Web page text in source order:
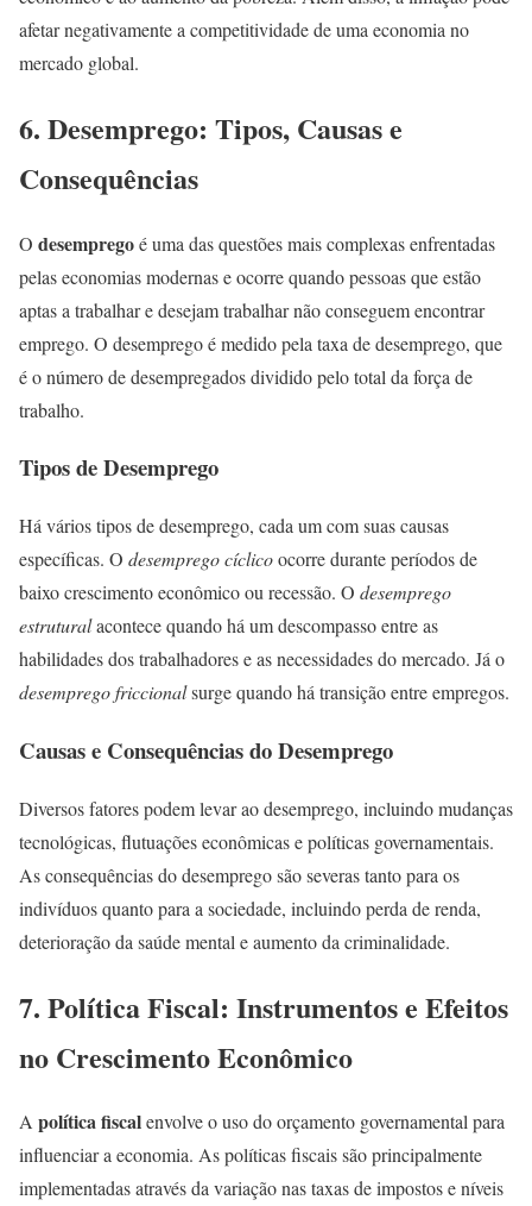
afetar negativamente a competitividade de uma economia no
mercado global.
6. Desemprego: Tipos, Causas e
Consequências
O desempregoé uma das questões mais complexas enfrentadas
pelas economias modernas e ocorre quando pessoas que estão
aptas a trabalhar e desejam trabalhar não conseguem encontrar
emprego. O desemprego é medido pela taxa de desemprego, que
é o número de desempregados dividido pelo total da força de
trabalho.
Tipos de Desemprego
Há vários tipos de desemprego, cada um com suas causas
específicas. O desemprego cíclicoocorre durante períodos de
baixo crescimento econômico ou recessão. O desemprego
estruturalacontece quando há um descompasso entre as
habilidades dos trabalhadores e as necessidades do mercado. Já o
desemprego friccionalsurge quando há transição entre empregos.
Causas e Consequências do Desemprego
Diversos fatores podem levar ao desemprego, incluindo mudanças
tecnológicas, flutuações econômicas e políticas governamentais.
As consequências do desemprego são severas tanto para os
indivíduos quanto para a sociedade, incluindo perda de renda,
deterioração da saúde mental e aumento da criminalidade.
7. Política Fiscal: Instrumentos e Efeitos
no Crescimento Econômico
A política fiscalenvolve o uso do orçamento governamental para
influenciar a economia. As políticas fiscais são principalmente
implementadas através da variação nas taxas de impostos e níveis